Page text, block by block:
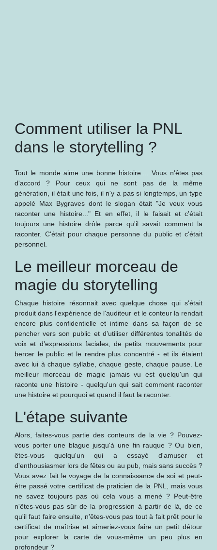
Comment utiliser la PNL
dans le storytelling ?
Tout le monde aime une bonne histoire.... Vous n'êtes pas
d'accord ? Pour ceux qui ne sont pas de la même
génération, il était une fois, il n'y a pas si longtemps, un type
appelé Max Bygraves dont le slogan était "Je veux vous
raconter une histoire..." Et en effet, il le faisait et c'était
toujours une histoire drôle parce qu'il savait comment la
raconter. C'était pour chaque personne du public et c'était
personnel.
Le meilleur morceau de
magie du storytelling
Chaque histoire résonnait avec quelque chose qui s'était
produit dans l'expérience de l'auditeur et le conteur la rendait
encore plus confidentielle et intime dans sa façon de se
pencher vers son public et d'utiliser différentes tonalités de
voix et d'expressions faciales, de petits mouvements pour
bercer le public et le rendre plus concentré - et ils étaient
avec lui à chaque syllabe, chaque geste, chaque pause. Le
meilleur morceau de magie jamais vu est quelqu'un qui
raconte une histoire - quelqu'un qui sait comment raconter
une histoire et pourquoi et quand il faut la raconter.
L'étape suivante
Alors, faites-vous partie des conteurs de la vie ? Pouvez-
vous porter une blague jusqu'à une fin rauque ? Ou bien,
êtes-vous quelqu'un qui a essayé d'amuser et
d'enthousiasmer lors de fêtes ou au pub, mais sans succès ?
Vous avez fait le voyage de la connaissance de soi et peut-
être passé votre certificat de praticien de la PNL, mais vous
ne savez toujours pas où cela vous a mené ? Peut-être
n'êtes-vous pas sûr de la progression à partir de là, de ce
qu'il faut faire ensuite, n'êtes-vous pas tout à fait prêt pour le
certificat de maîtrise et aimeriez-vous faire un petit détour
pour explorer la carte de vous-même un peu plus en
profondeur ?